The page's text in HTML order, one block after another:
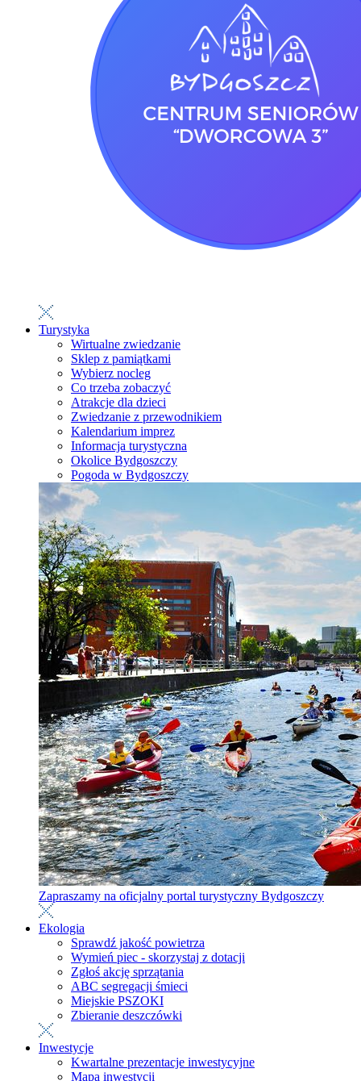
Turystyka
Wirtualne zwiedzanie
Sklep z pamiątkami
Wybierz nocleg
Co trzeba zobaczyć
Atrakcje dla dzieci
Zwiedzanie z przewodnikiem
Kalendarium imprez
Informacja turystyczna
Okolice Bydgoszczy
Pogoda w Bydgoszczy
Zapraszamy na oficjalny portal turystyczny Bydgoszczy
Ekologia
Sprawdź jakość powietrza
Wymień piec - skorzystaj z dotacji
Zgłoś akcję sprzątania
ABC segregacji śmieci
Miejskie PSZOKI
Zbieranie deszczówki
Inwestycje
Kwartalne prezentacje inwestycyjne
Mapa inwestycji